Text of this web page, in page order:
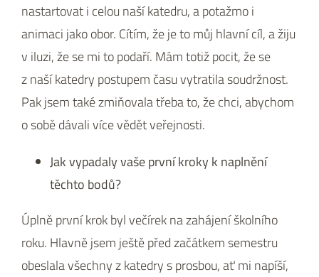
nastartovat i celou naší katedru, a potažmo i
animaci jako obor. Cítím, že je to můj hlavní cíl, a žiju
v iluzi, že se mi to podaří. Mám totiž pocit, že se
z naší katedry postupem času vytratila soudržnost.
Pak jsem také zmiňovala třeba to, že chci, abychom
o sobě dávali více vědět veřejnosti.
Jak vypadaly vaše první kroky k naplnění
těchto bodů?
Úplně první krok byl večírek na zahájení školního
roku. Hlavně jsem ještě před začátkem semestru
obeslala všechny z katedry s prosbou, ať mi napíší,